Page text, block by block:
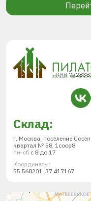
ИНН
Склад:
г. Москва, поселение
квартал № 58, 1соор8
пн-сб с 8 до 17
Координаты:
55.568201, 37.417167